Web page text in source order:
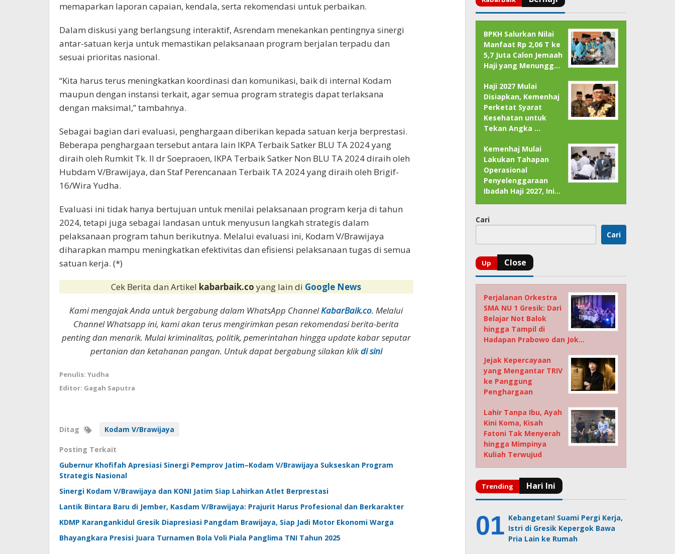
memaparkan laporan capaian, kendala, serta rekomendasi untuk perbaikan.
Dalam diskusi yang berlangsung interaktif, Asrendam menekankan pentingnya sinergi
antar-satuan kerja untuk memastikan pelaksanaan program berjalan terpadu dan
sesuai prioritas nasional.
“Kita harus terus meningkatkan koordinasi dan komunikasi, baik di internal Kodam
maupun dengan instansi terkait, agar semua program strategis dapat terlaksana
dengan maksimal,” tambahnya.
Sebagai bagian dari evaluasi, penghargaan diberikan kepada satuan kerja berprestasi.
Beberapa penghargaan tersebut antara lain IKPA Terbaik Satker BLU TA 2024 yang
diraih oleh Rumkit Tk. II dr Soepraoen, IKPA Terbaik Satker Non BLU TA 2024 diraih oleh
Hubdam V/Brawijaya, dan Staf Perencanaan Terbaik TA 2024 yang diraih oleh Brigif-
16/Wira Yudha.
Evaluasi ini tidak hanya bertujuan untuk menilai pelaksanaan program kerja di tahun
2024, tetapi juga sebagai landasan untuk menyusun langkah strategis dalam
pelaksanaan program tahun berikutnya. Melalui evaluasi ini, Kodam V/Brawijaya
diharapkan mampu meningkatkan efektivitas dan efisiensi pelaksanaan tugas di semua
satuan kerja. (*)
Cek Berita dan Artikel kabarbaik.coyang lain di Google News
Kami mengajak Anda untuk bergabung dalam WhatsApp ChannelKabarBaik.co. Melalui
Channel Whatsapp ini, kami akan terus mengirimkan pesan rekomendasi berita-berita
penting dan menarik. Mulai kriminalitas, politik, pemerintahan hingga update kabar seputar
pertanian dan ketahanan pangan. Untuk dapat bergabung silakan klikdi sini
Penulis: Yudha
Editor: Gagah Saputra
Ditag Kodam V/Brawijaya
Posting Terkait
Gubernur Khofifah Apresiasi Sinergi Pemprov Jatim–Kodam V/Brawijaya Sukseskan Program
Strategis Nasional
Sinergi Kodam V/Brawijaya dan KONI Jatim Siap Lahirkan Atlet Berprestasi
Lantik Bintara Baru di Jember, Kasdam V/Brawijaya: Prajurit Harus Profesional dan Berkarakter
KDMP Karangankidul Gresik Diapresiasi Pangdam Brawijaya, Siap Jadi Motor Ekonomi Warga
Bhayangkara Presisi Juara Turnamen Bola Voli Piala Panglima TNI Tahun 2025
BPKH Salurkan Nilai
Manfaat Rp 2,06 T ke
5,7 Juta Calon Jemaah
Haji yang Menungg…
Haji 2027 Mulai
Disiapkan, Kemenhaj
Perketat Syarat
Kesehatan untuk
Tekan Angka …
Kemenhaj Mulai
Lakukan Tahapan
Operasional
Penyelenggaraan
Ibadah Haji 2027, Ini…
Cari
Cari
Perjalanan Orkestra
SMA NU 1 Gresik: Dari
Belajar Not Balok
hingga Tampil di
Hadapan Prabowo dan Jok…
Jejak Kepercayaan
yang Mengantar TRIV
ke Panggung
Penghargaan
Lahir Tanpa Ibu, Ayah
Kini Koma, Kisah
Fatoni Tak Menyerah
hingga Mimpinya
Kuliah Terwujud
Kebangetan! Suami Pergi Kerja,
Istri di Gresik Kepergok Bawa
Pria Lain ke Rumah